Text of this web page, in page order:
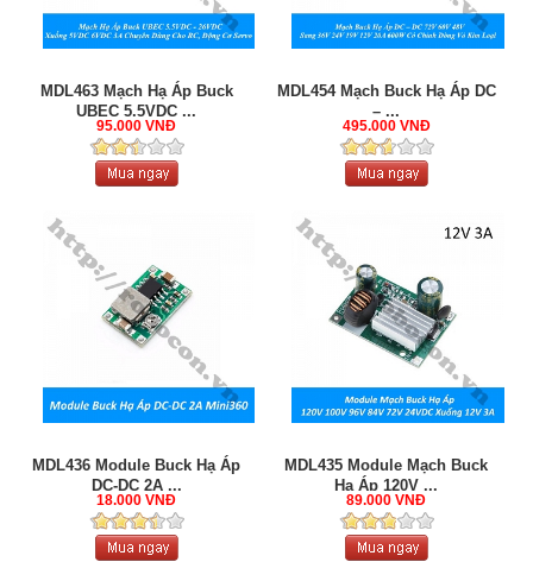
MDL463 Mạch Hạ Áp Buck
UBEC 5.5VDC ...
95.000 VNĐ
MDL454 Mạch Buck Hạ Áp DC
– ...
495.000 VNĐ
MDL436 Module Buck Hạ Áp
DC-DC 2A ...
18.000 VNĐ
MDL435 Module Mạch Buck
Hạ Áp 120V ...
89.000 VNĐ